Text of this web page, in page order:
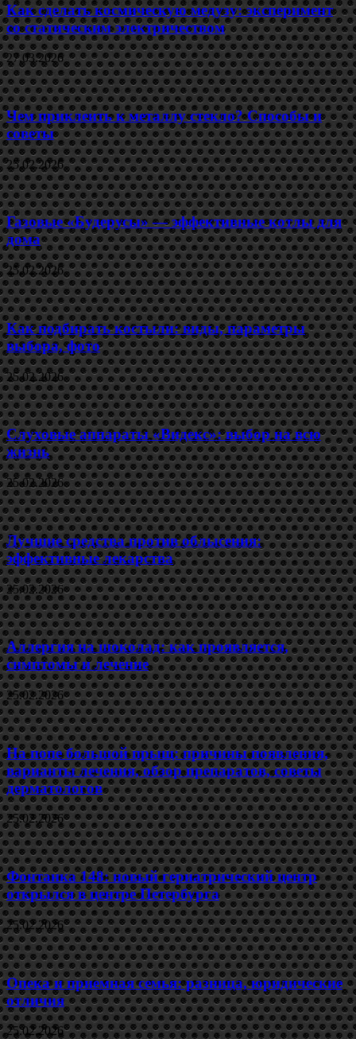
Как сделать космическую медузу: эксперимент
со статическим электричеством
27.03.2026
Чем приклеить к металлу стекло? Способы и
советы
25.02.2026
Газовые «Будерусы» — эффективные котлы для
дома
25.02.2026
Как подбирать костыли: виды, параметры
выбора, фото
25.02.2026
Слуховые аппараты «Видекс»: выбор на всю
жизнь
25.02.2026
Лучшие средства против облысения:
эффективные лекарства
25.02.2026
Аллергия на шоколад: как проявляется,
симптомы и лечение
25.02.2026
На попе большой прыщ: причины появления,
варианты лечения, обзор препаратов, советы
дерматологов
25.02.2026
Фонтанка 148: новый гериатрический центр
открылся в центре Петербурга
25.02.2026
Опека и приемная семья: разница, юридические
отличия
25.02.2026